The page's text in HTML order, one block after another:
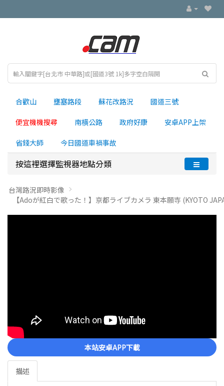
合歡山 壅塞路段 蘇花改路況 國道三號
便宜機機搜尋 南横公路 政府好康 安卓APP上架
省錢大師 今日國道車禍事故
按這裡選擇監視器地點分類
台灣路況即時影像
【Adoが紅白で歌った！】京都ライブカメラ 東本願寺 (KYOTO
本站安卓APP下載
描述